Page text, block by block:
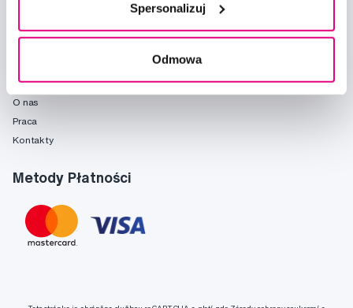
Spersonalizuj
Odmowa
Fridababy
O spółce
O nas
Praca
Kontakty
Metody Płatności